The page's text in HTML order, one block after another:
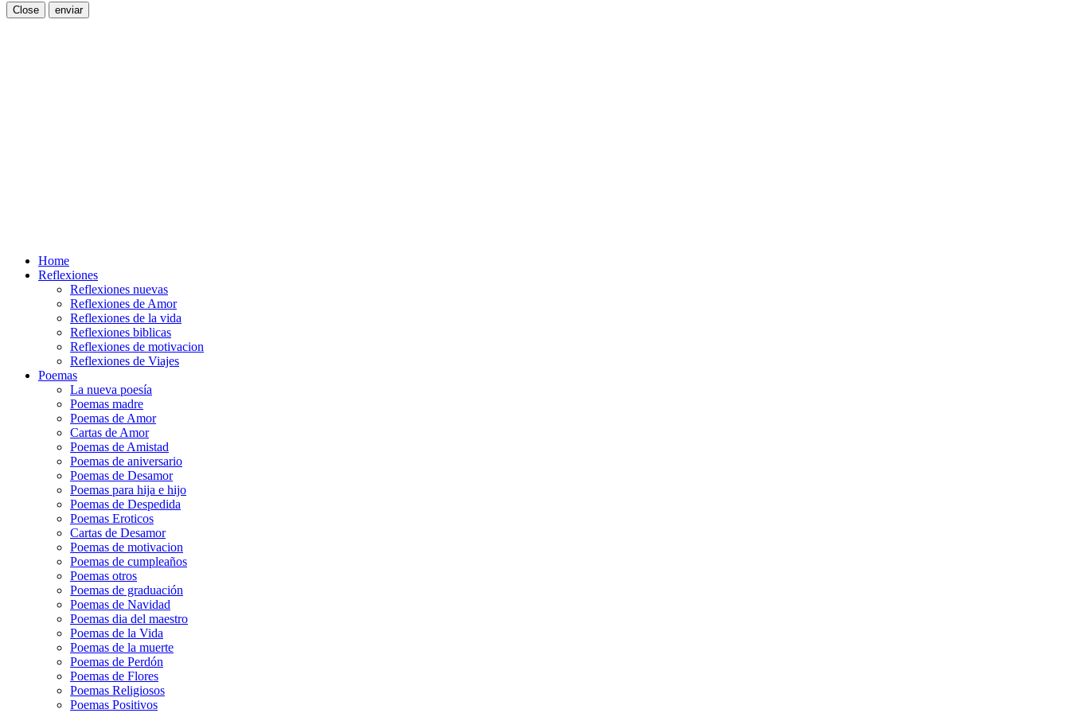
Close enviar
Home
Reflexiones
Reflexiones nuevas
Reflexiones de Amor
Reflexiones de la vida
Reflexiones biblicas
Reflexiones de motivacion
Reflexiones de Viajes
Poemas
La nueva poesía
Poemas madre
Poemas de Amor
Cartas de Amor
Poemas de Amistad
Poemas de aniversario
Poemas de Desamor
Poemas para hija e hijo
Poemas de Despedida
Poemas Eroticos
Cartas de Desamor
Poemas de motivacion
Poemas de cumpleaños
Poemas otros
Poemas de graduación
Poemas de Navidad
Poemas dia del maestro
Poemas de la Vida
Poemas de la muerte
Poemas de Perdón
Poemas de Flores
Poemas Religiosos
Poemas Positivos